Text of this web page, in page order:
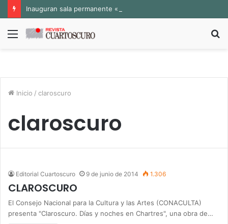
Menú
Inicio / claroscuro
claroscuro
Editorial Cuartoscuro 9 de junio de 2014 1.306
CLAROSCURO
El Consejo Nacional para la Cultura y las Artes (CONACULTA)
presenta "Claroscuro. Días y noches en Chartres", una obra de…